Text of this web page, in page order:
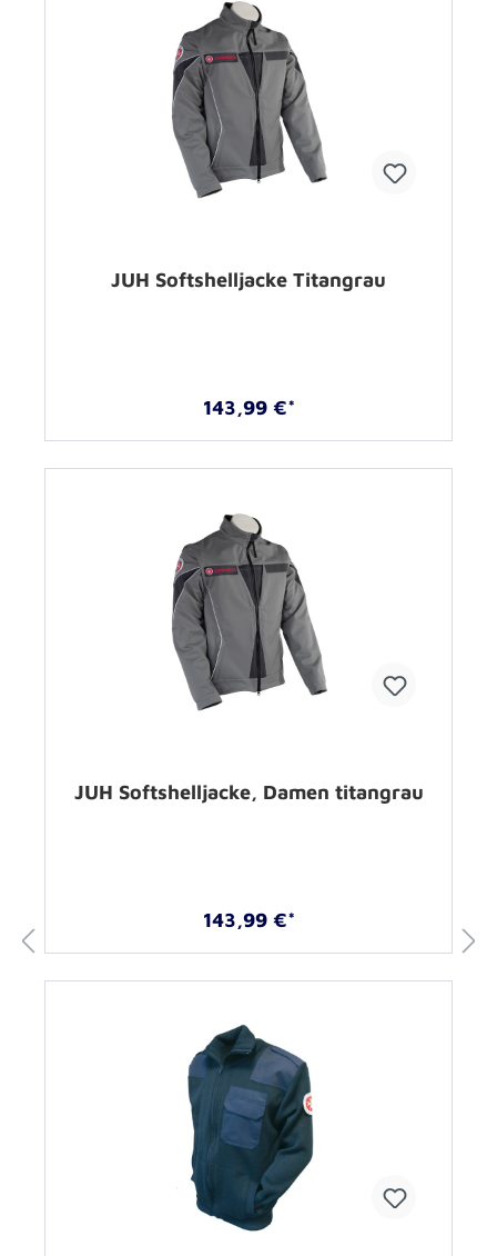
JUH Softshelljacke Titangrau
143,99 €*
JUH Softshelljacke, Damen titangrau
143,99 €*